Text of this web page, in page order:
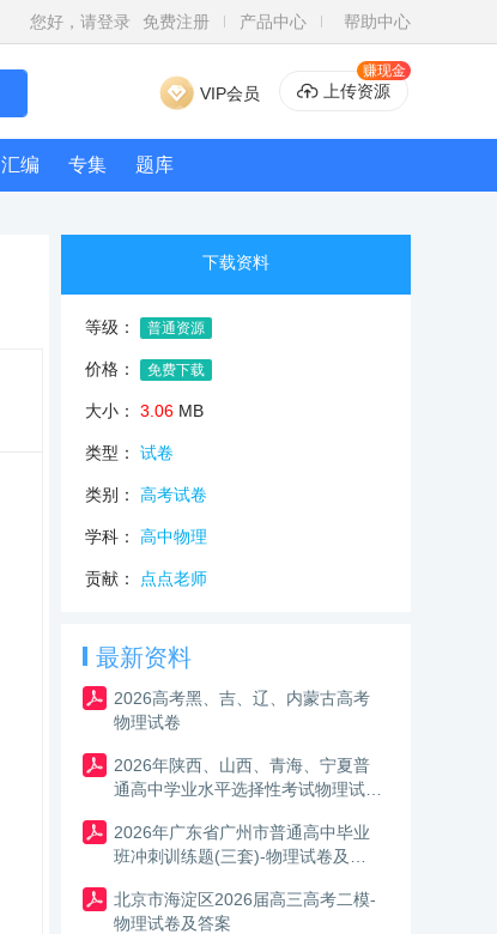
您好，请登录 免费注册 产品中心 帮助中心
VIP会员 上传资源
赚现金
汇编 专集 题库
下载资料
等级： 普通资源
价格： 免费下载
大小： 3.06MB
类型： 试卷
类别： 高考试卷
学科： 高中物理
贡献： 点点老师
最新资料
2026高考黑、吉、辽、内蒙古高考
物理试卷
2026年陕西、山西、青海、宁夏普
通高中学业水平选择性考试物理试卷
2026年广东省广州市普通高中毕业
班冲刺训练题(三套)-物理试卷及答
北京市海淀区2026届高三高考二模-
物理试卷及答案